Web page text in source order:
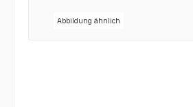
Abbildung ähnlich